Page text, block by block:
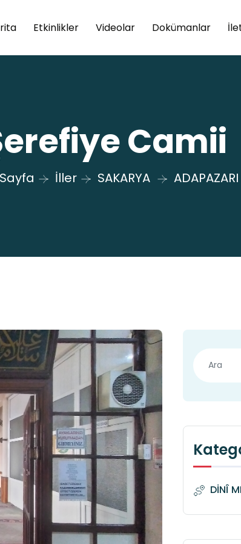
Etkinlikler Videolar Dokümanlar
Camii
İller SAKARYA ADAPAZARI
DİNÎ